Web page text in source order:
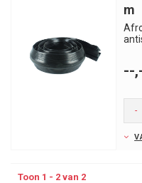
m
--
-
Toon 1 - 2 van 2